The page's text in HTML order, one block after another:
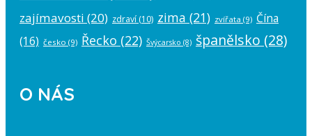
zajímavosti (20) zdraví (10) zima (21) zvířata (9) Čína
(16) česko (9) Řecko (22) Švýcarsko (8) španělsko (28)
O NÁS